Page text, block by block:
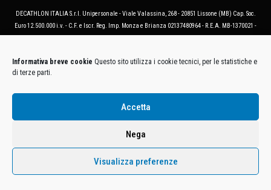
Informativa breve cookie Questo sito utilizza i cookie tecnici, per le statistiche e
di terze parti.
Accetta
Nega
Visualizza preferenze
DECATHLON ITALIA S.r.l. Unipersonale - Viale Valassina, 268 - 20851 Lissone (MB) Cap. Soc.
Euro 12.500.000 i.v. - C.F. e Iscr. Reg. Imp. Monza e Brianza 02137480964 - R.E.A. MB-1370021 -